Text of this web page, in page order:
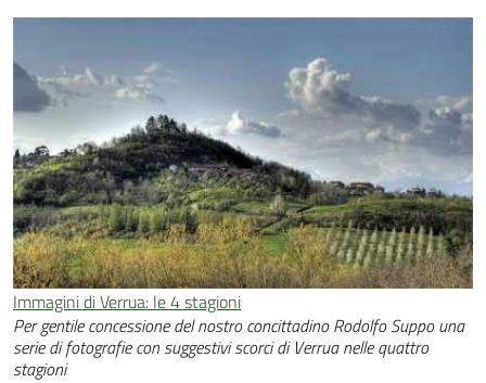
Immagini di Verrua: le 4 stagioni
Per gentile concessione del nostro concittadino Rodolfo Suppo una
serie di fotografie con suggestivi scorci di Verrua nelle quattro
stagioni